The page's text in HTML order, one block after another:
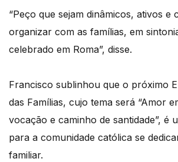
“Peço que sejam dinâmicos, ativos e
organizar com as famílias, em
celebrado em Roma”, disse.
Francisco sublinhou que o próximo
das Famílias, cujo tema será “Amor
vocação e caminho de santidade”, é
para a comunidade católica se
familiar.